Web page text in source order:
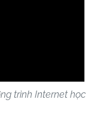
trình Internet học